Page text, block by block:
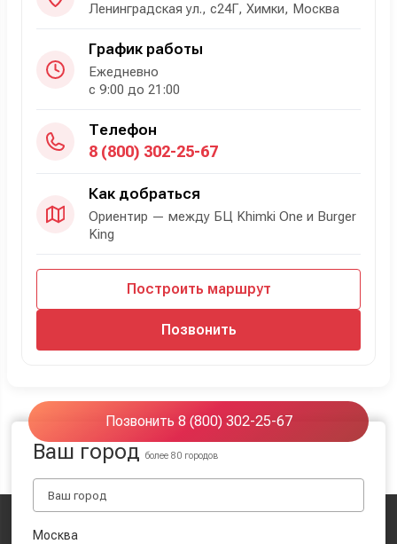
Ленинградская ул., с24Г, Химки, Москва
График работы
Ежедневно
с 9:00 до 21:00
Телефон
8 (800) 302-25-67
Как добраться
Ориентир — между БЦ Khimki One и Burger
King
Построить маршрут
Позвонить
Позвонить 8 (800) 302-25-67
Ваш городболее 80 городов
Москва